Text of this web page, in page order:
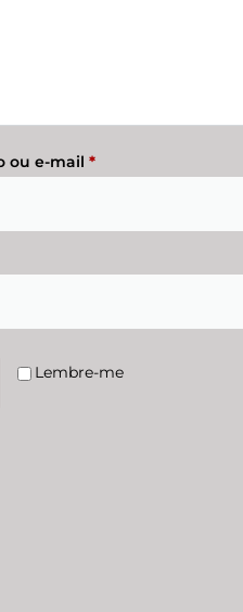
ou e-mail *
Lembre-me